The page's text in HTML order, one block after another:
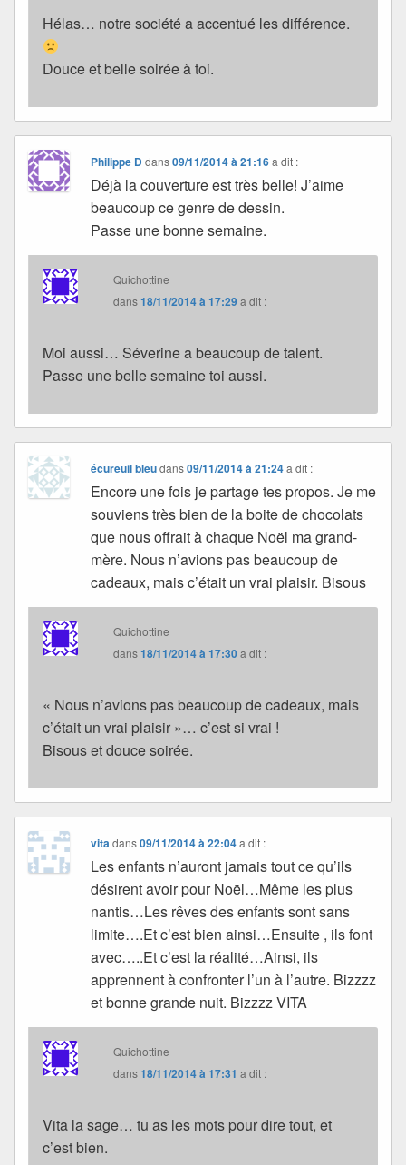
Hélas… notre société a accentué les différence.
Douce et belle soirée à toi.
Philippe Ddans09/11/2014 à 21:16 a dit :
Déjà la couverture est très belle! J’aime
beaucoup ce genre de dessin.
Passe une bonne semaine.
Quichottine
dans18/11/2014 à 17:29a dit :
Moi aussi… Séverine a beaucoup de talent.
Passe une belle semaine toi aussi.
écureuil bleudans09/11/2014 à 21:24 a dit :
Encore une fois je partage tes propos. Je me
souviens très bien de la boite de chocolats
que nous offrait à chaque Noël ma grand-
mère. Nous n’avions pas beaucoup de
cadeaux, mais c’était un vrai plaisir. Bisous
Quichottine
dans18/11/2014 à 17:30a dit :
« Nous n’avions pas beaucoup de cadeaux, mais
c’était un vrai plaisir »… c’est si vrai !
Bisous et douce soirée.
vitadans09/11/2014 à 22:04 a dit :
Les enfants n’auront jamais tout ce qu’ils
désirent avoir pour Noël…Même les plus
nantis…Les rêves des enfants sont sans
limite….Et c’est bien ainsi…Ensuite , ils font
avec…..Et c’est la réalité…Ainsi, ils
apprennent à confronter l’un à l’autre. Bizzzz
et bonne grande nuit. Bizzzz VITA
Quichottine
dans18/11/2014 à 17:31 a dit :
Vita la sage… tu as les mots pour dire tout, et
c’est bien.